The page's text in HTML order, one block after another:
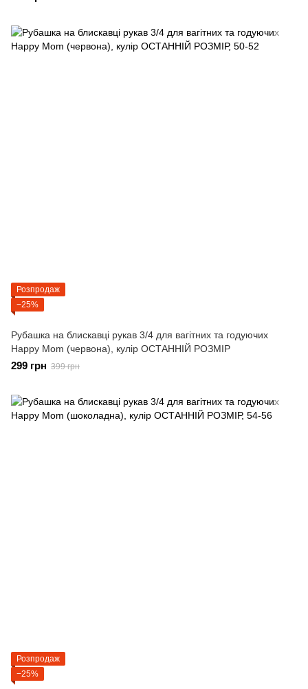
Розпродаж
−25%
Рубашка на блискавці рукав 3/4 для вагітних та годуючих
Happy Mom (червона), кулір ОСТАННІЙ РОЗМІР
299 грн 399 грн
Розпродаж
−25%